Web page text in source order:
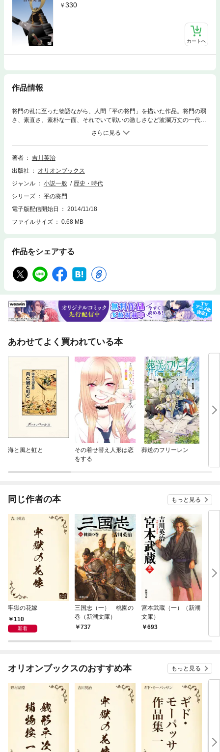
330
カートへ
作品情報
将門の乱に至った物語ながら、人間「平の将門」を描いた作品。将門の弱
さ、素直さ、素朴な一面、それでいて戦いの激しさなど波瀾万丈の一代
記。これを読めば将門を愛さずにはいられない。ドラマ化、映像化された
著者
吉川英治
出版社
オリオンブックス
ジャンル
小説一般
歴史・時代
シリーズ
平の将門
電子版配信開始日
2014/11/18
ファイルサイズ
0.68 MB
作品をシェアする
あわせてよく買われている本
海と風と虹と
その着せ替え人形は恋
をする
葬送のフリーレン
同じ作者の本 もっと見る
牢獄の花嫁
110
新着
三国志（一） 桃園の
巻（新潮文庫）
737
宮本武蔵（一）（新潮
文庫）
693
宮
本
オリオンブックスのおすすめ本 もっと見る